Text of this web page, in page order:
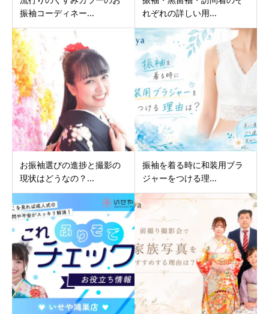
振袖コーディネー...
れぞれの詳しい用...
お振袖選びの進捗と撮影の
現状はどうなの？...
振袖を着る時に和装用ブラ
ジャーをつける理...